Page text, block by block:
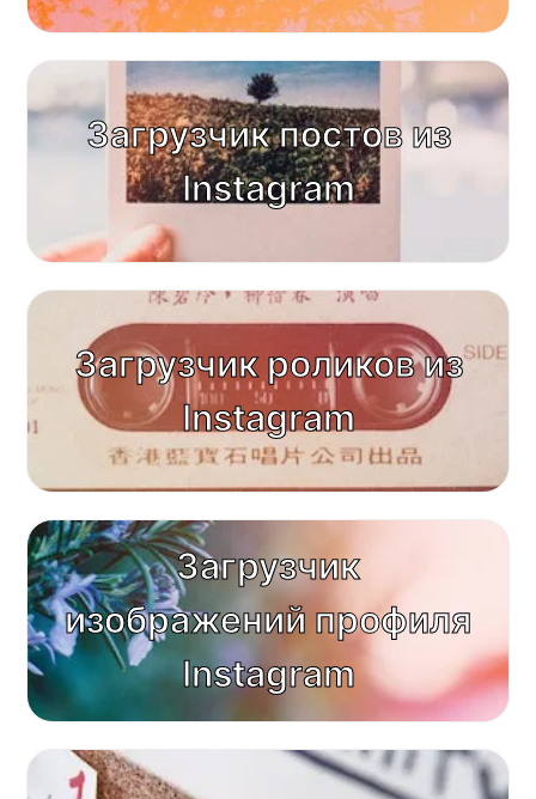
Загрузчик постов из
Instagram
Загрузчик роликов из
Instagram
Загрузчик
изображений профиля
Instagram